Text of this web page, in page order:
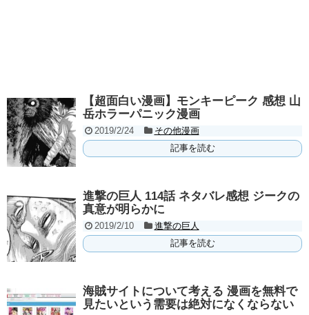
【超面白い漫画】モンキーピーク 感想 山
岳ホラーパニック漫画
2019/2/24
その他漫画
記事を読む
進撃の巨人 114話 ネタバレ感想 ジークの
真意が明らかに
2019/2/10
進撃の巨人
記事を読む
海賊サイトについて考える 漫画を無料で
見たいという需要は絶対になくならない